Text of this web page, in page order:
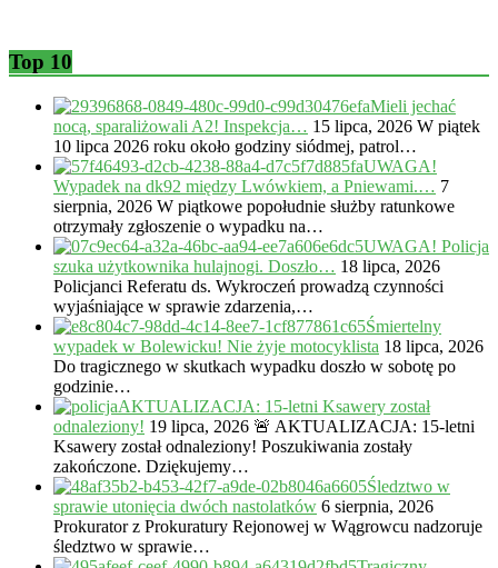
Top 10
Mieli jechać
nocą, sparaliżowali A2! Inspekcja… 15 lipca, 2026 W piątek
10 lipca 2026 roku około godziny siódmej, patrol…
UWAGA!
Wypadek na dk92 między Lwówkiem, a Pniewami.… 7
sierpnia, 2026 W piątkowe popołudnie służby ratunkowe
otrzymały zgłoszenie o wypadku na…
UWAGA! Policja
szuka użytkownika hulajnogi. Doszło… 18 lipca, 2026
Policjanci Referatu ds. Wykroczeń prowadzą czynności
wyjaśniające w sprawie zdarzenia,…
Śmiertelny
wypadek w Bolewicku! Nie żyje motocyklista 18 lipca, 2026
Do tragicznego w skutkach wypadku doszło w sobotę po
godzinie…
AKTUALIZACJA: 15-letni Ksawery został
odnaleziony! 19 lipca, 2026 🚨 AKTUALIZACJA: 15-letni
Ksawery został odnaleziony! Poszukiwania zostały
zakończone. Dziękujemy…
Śledztwo w
sprawie utonięcia dwóch nastolatków 6 sierpnia, 2026
Prokurator z Prokuratury Rejonowej w Wągrowcu nadzoruje
śledztwo w sprawie…